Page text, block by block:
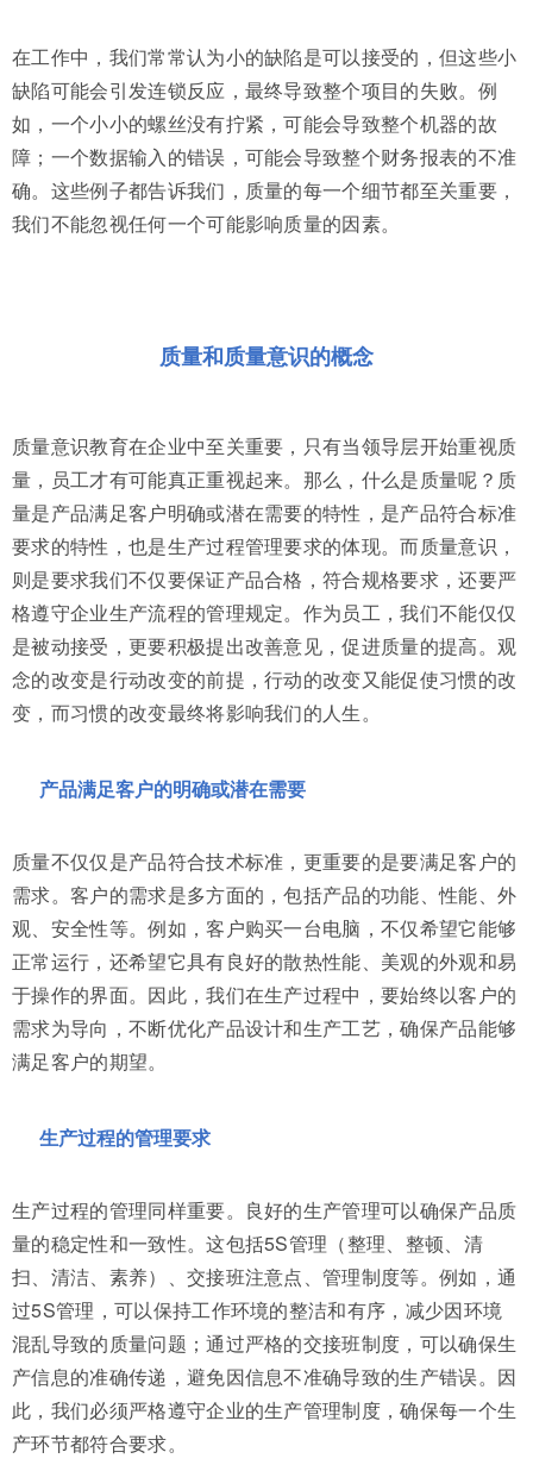
在工作中，我们常常认为小的缺陷是可以接受的，但这些小
缺陷可能会引发连锁反应，最终导致整个项目的失败。例
如，一个小小的螺丝没有拧紧，可能会导致整个机器的故
障；一个数据输入的错误，可能会导致整个财务报表的不准
确。这些例子都告诉我们，质量的每一个细节都至关重要，
我们不能忽视任何一个可能影响质量的因素。
质量和质量意识的概念
质量意识教育在企业中至关重要，只有当领导层开始重视质
量，员工才有可能真正重视起来。那么，什么是质量呢？质
量是产品满足客户明确或潜在需要的特性，是产品符合标准
要求的特性，也是生产过程管理要求的体现。而质量意识，
则是要求我们不仅要保证产品合格，符合规格要求，还要严
格遵守企业生产流程的管理规定。作为员工，我们不能仅仅
是被动接受，更要积极提出改善意见，促进质量的提高。观
念的改变是行动改变的前提，行动的改变又能促使习惯的改
变，而习惯的改变最终将影响我们的人生。
产品满足客户的明确或潜在需要
质量不仅仅是产品符合技术标准，更重要的是要满足客户的
需求。客户的需求是多方面的，包括产品的功能、性能、外
观、安全性等。例如，客户购买一台电脑，不仅希望它能够
正常运行，还希望它具有良好的散热性能、美观的外观和易
于操作的界面。因此，我们在生产过程中，要始终以客户的
需求为导向，不断优化产品设计和生产工艺，确保产品能够
满足客户的期望。
生产过程的管理要求
生产过程的管理同样重要。良好的生产管理可以确保产品质
量的稳定性和一致性。这包括5S管理（整理、整顿、清
扫、清洁、素养）、交接班注意点、管理制度等。例如，通
过5S管理，可以保持工作环境的整洁和有序，减少因环境
混乱导致的质量问题；通过严格的交接班制度，可以确保生
产信息的准确传递，避免因信息不准确导致的生产错误。因
此，我们必须严格遵守企业的生产管理制度，确保每一个生
产环节都符合要求。